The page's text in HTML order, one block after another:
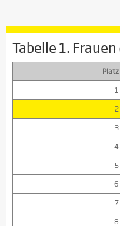
Tabelle 1. Frauen
Platz
1
2
3
4
5
6
7
8